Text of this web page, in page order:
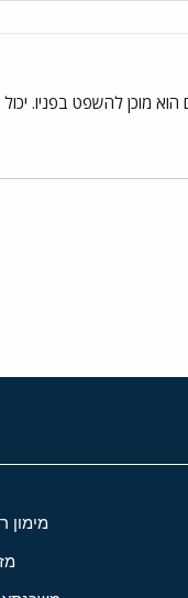
מוכן להשפט בפניו.
מימון